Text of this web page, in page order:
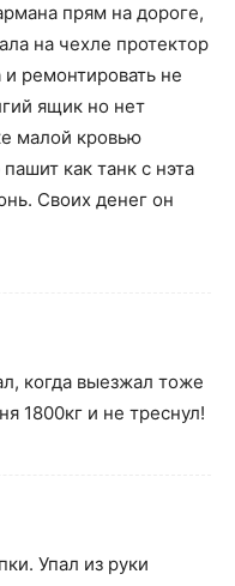
прям на дороге,
на чехле протектор
ремонтировать не
ящик но нет
малой кровью
как танк с нэта
Своих денег он
когда выезжал тоже
1800кг и не треснул!
Упал из руки